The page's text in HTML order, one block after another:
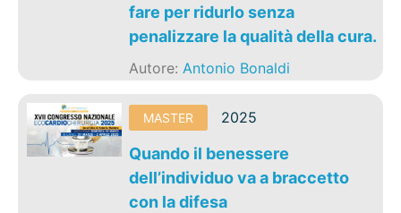
fare per ridurlo senza
penalizzare la qualità della cura.
Autore:Antonio Bonaldi
MASTER 2025
Quando il benessere
dell’individuo va a braccetto
con la difesa